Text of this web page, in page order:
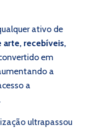
ativo de
arte, recebíveis,
em
a
a
ultrapassou